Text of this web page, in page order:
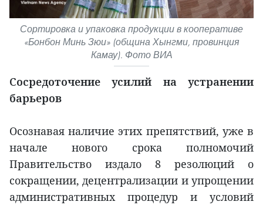
Сортировка и упаковка продукции в кооперативе
«Бонбон Минь Зюи» (община Хынгми, провинция
Камау). Фото ВИА
Сосредоточение усилий на устранении
барьеров
Осознавая наличие этих препятствий, уже в
начале нового срока полномочий
Правительство издало 8 резолюций о
сокращении, децентрализации и упрощении
административных процедур и условий